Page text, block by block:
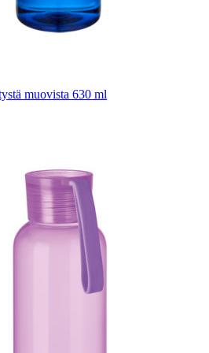
muovista 630 ml